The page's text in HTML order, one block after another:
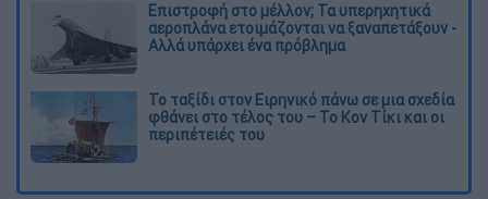
Επιστροφή στο μέλλον; Τα υπερηχητικά
αεροπλάνα ετοιμάζονται να ξαναπετάξουν -
Αλλά υπάρχει ένα πρόβλημα
Το ταξίδι στον Ειρηνικό πάνω σε μια σχεδία
φθάνει στο τέλος του – Το Κον Τίκι και οι
περιπέτειές του